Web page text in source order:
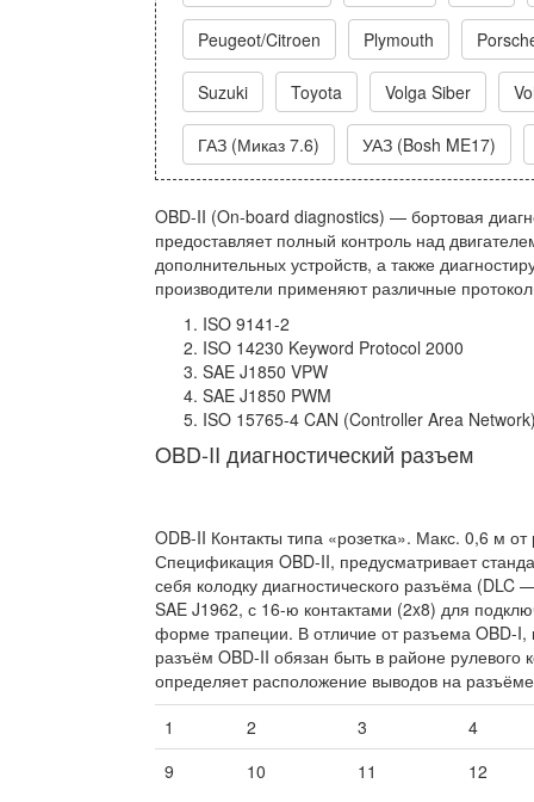
Peugeot/Citroen Plymouth
Suzuki Toyota Volga Siber
ГАЗ (Миказ 7.6) УАЗ (Bosh ME17)
OBD-II (On-board diagnostics) — бортовая
предоставляет полный контроль над
дополнительных устройств, а также
производители применяют различные
ISO 9141-2
ISO 14230 Keyword Protocol 2000
SAE J1850 VPW
SAE J1850 PWM
ISO 15765-4 CAN (Controller Area
OBD-II диагностический разъем
ODB-II Контакты типа «розетка». Макс. 0,6 м от
Спецификация OBD-II, предусматривает
себя колодку диагностического разъёма
SAE J1962, с 16-ю контактами (2x8) для
форме трапеции. В отличие от разъема OBD-I,
разъём OBD-II обязан быть в районе рулевого
определяет расположение выводов на
1
2 3
4
9
10 11 12